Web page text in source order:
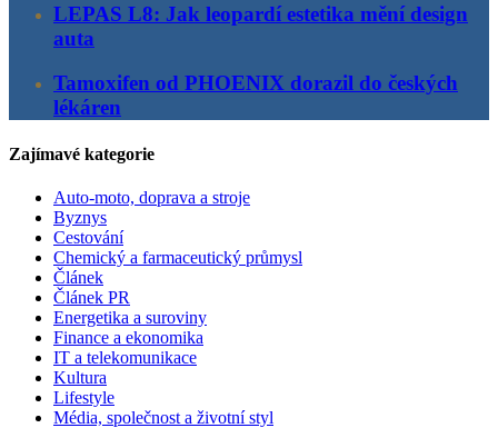
LEPAS L8: Jak leopardí estetika mění design
auta
Tamoxifen od PHOENIX dorazil do českých
lékáren
Zajímavé kategorie
Auto-moto, doprava a stroje
Byznys
Cestování
Chemický a farmaceutický průmysl
Článek
Článek PR
Energetika a suroviny
Finance a ekonomika
IT a telekomunikace
Kultura
Lifestyle
Média, společnost a životní styl